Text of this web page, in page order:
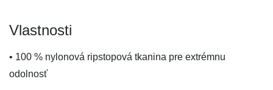
Vlastnosti
• 100 % nylonová ripstopová tkanina pre extrémnu
odolnosť